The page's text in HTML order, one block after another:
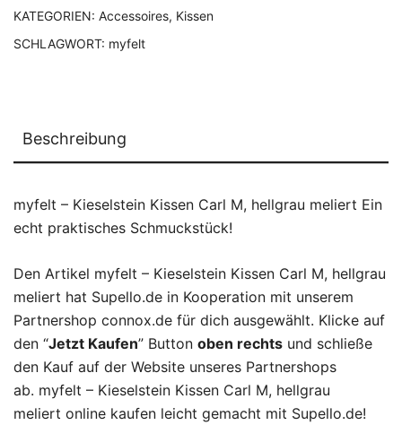
KATEGORIEN: Accessoires, Kissen
SCHLAGWORT: myfelt
Beschreibung
myfelt – Kieselstein Kissen Carl M, hellgrau meliert Ein
echt praktisches Schmuckstück!
Den Artikel myfelt – Kieselstein Kissen Carl M, hellgrau
meliert hat Supello.de in Kooperation mit unserem
Partnershop connox.de für dich ausgewählt. Klicke auf
den “Jetzt Kaufen” Button oben rechts und schließe
den Kauf auf der Website unseres Partnershops
ab. myfelt – Kieselstein Kissen Carl M, hellgrau
meliert online kaufen leicht gemacht mit Supello.de!